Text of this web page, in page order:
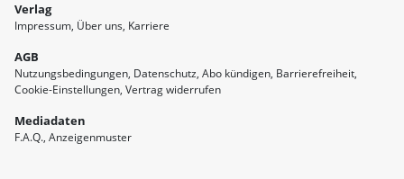
Verlag
Impressum Über uns Karriere
AGB
Nutzungsbedingungen Datenschutz Abo kündigen Barrierefreiheit
Cookie-Einstellungen Vertrag widerrufen
Mediadaten
F.A.Q. Anzeigenmuster